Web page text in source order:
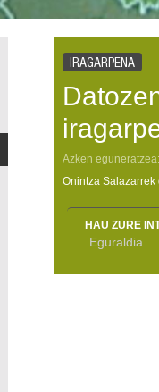
IRAGARPENA
Azken eguneratzea:
Onintza
HAU ZURE
Eguraldia